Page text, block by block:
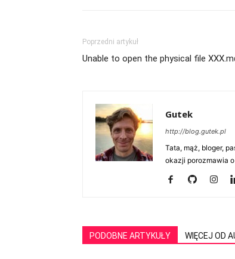
Poprzedni artykuł
Unable to open the physical file
Gutek
http://blog.gutek.pl
Tata, mąż, bloger,
okazji porozmawia
PODOBNE ARTYKUŁY WIĘCEJ OD